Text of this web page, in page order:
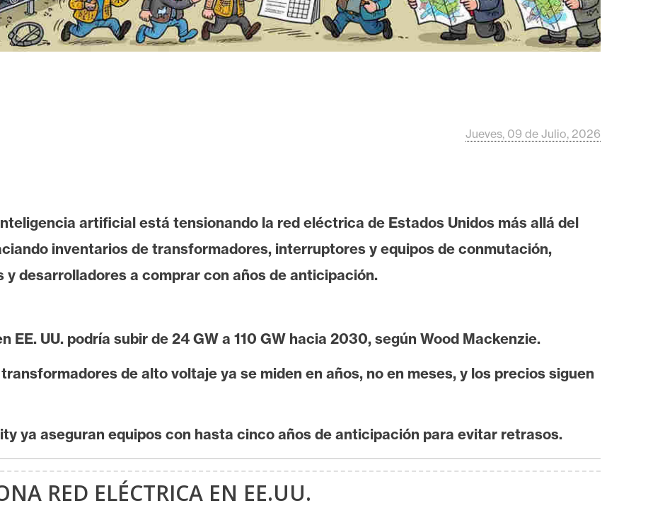
Jueves, 09 de Julio, 2026
artificial está tensionando la red eléctrica de Estados Unidos más allá del
inventarios de transformadores, interruptores y equipos de conmutación,
desarrolladores a comprar con años de anticipación.
EE. UU. podría subir de 24 GW a 110 GW hacia 2030, según Wood Mackenzie.
de alto voltaje ya se miden en años, no en meses, y los precios siguen
ya aseguran equipos con hasta cinco años de anticipación para evitar retrasos.
RED ELÉCTRICA EN EE.UU.